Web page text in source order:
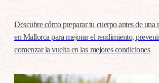
Descubre cómo preparar tu cuerpo antes de una
en Mallorca para mejorar el rendimiento,
comenzar la vuelta en las mejores condiciones